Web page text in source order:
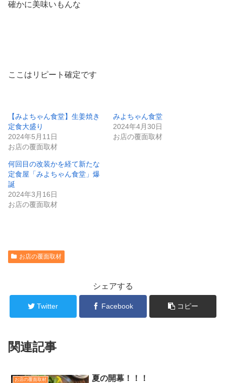
確かに美味いもんな
ここはリピート確定です
【みよちゃん食堂】生姜焼き
定食大盛り
2024年5月11日
お店の覆面取材
みよちゃん食堂
2024年4月30日
お店の覆面取材
何回目の改装かを経て新たな
定食屋「みよちゃん食堂」爆
誕
2024年3月16日
お店の覆面取材
お店の覆面取材
シェアする
Twitter Facebook コピー
関連記事
お店の覆面取材 夏の開幕！！！